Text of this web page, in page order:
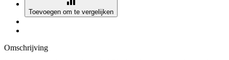
Toevoegen om te vergelijken
Omschrijving